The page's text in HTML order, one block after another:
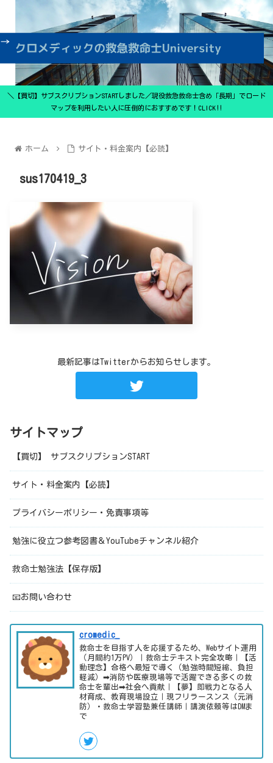
＼【買切】サブスクリプションSTARTしました／現役救急救命士含め「長期」でロード
マップを利用したい人に圧倒的におすすめです！CLICK‼
ホーム サイト・料金案内【必読】
sus170419_3
最新記事はTwitterからお知らせします。
サイトマップ
【買切】 サブスクリプションSTART
サイト・料金案内【必読】
プライバシーポリシー・免責事項等
勉強に役立つ参考図書＆YouTubeチャンネル紹介
救命士勉強法【保存版】
📧お問い合わせ
cromedic_
救命士を目指す人を応援するため、Webサイト運用
（月間約1万PV）｜救命士テキスト完全攻略｜【活
動理念】合格へ最短で導く（勉強時間短縮、負担
軽減）➡消防や医療現場等で活躍できる多くの救
命士を輩出➡社会へ貢献｜【夢】即戦力となる人
材育成、教育現場設立｜現フリラースンス（元消
防）・救命士学習塾兼任講師｜講演依頼等はDMま
で